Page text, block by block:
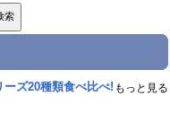
ーズ20種類食べ比べ! もっと見る